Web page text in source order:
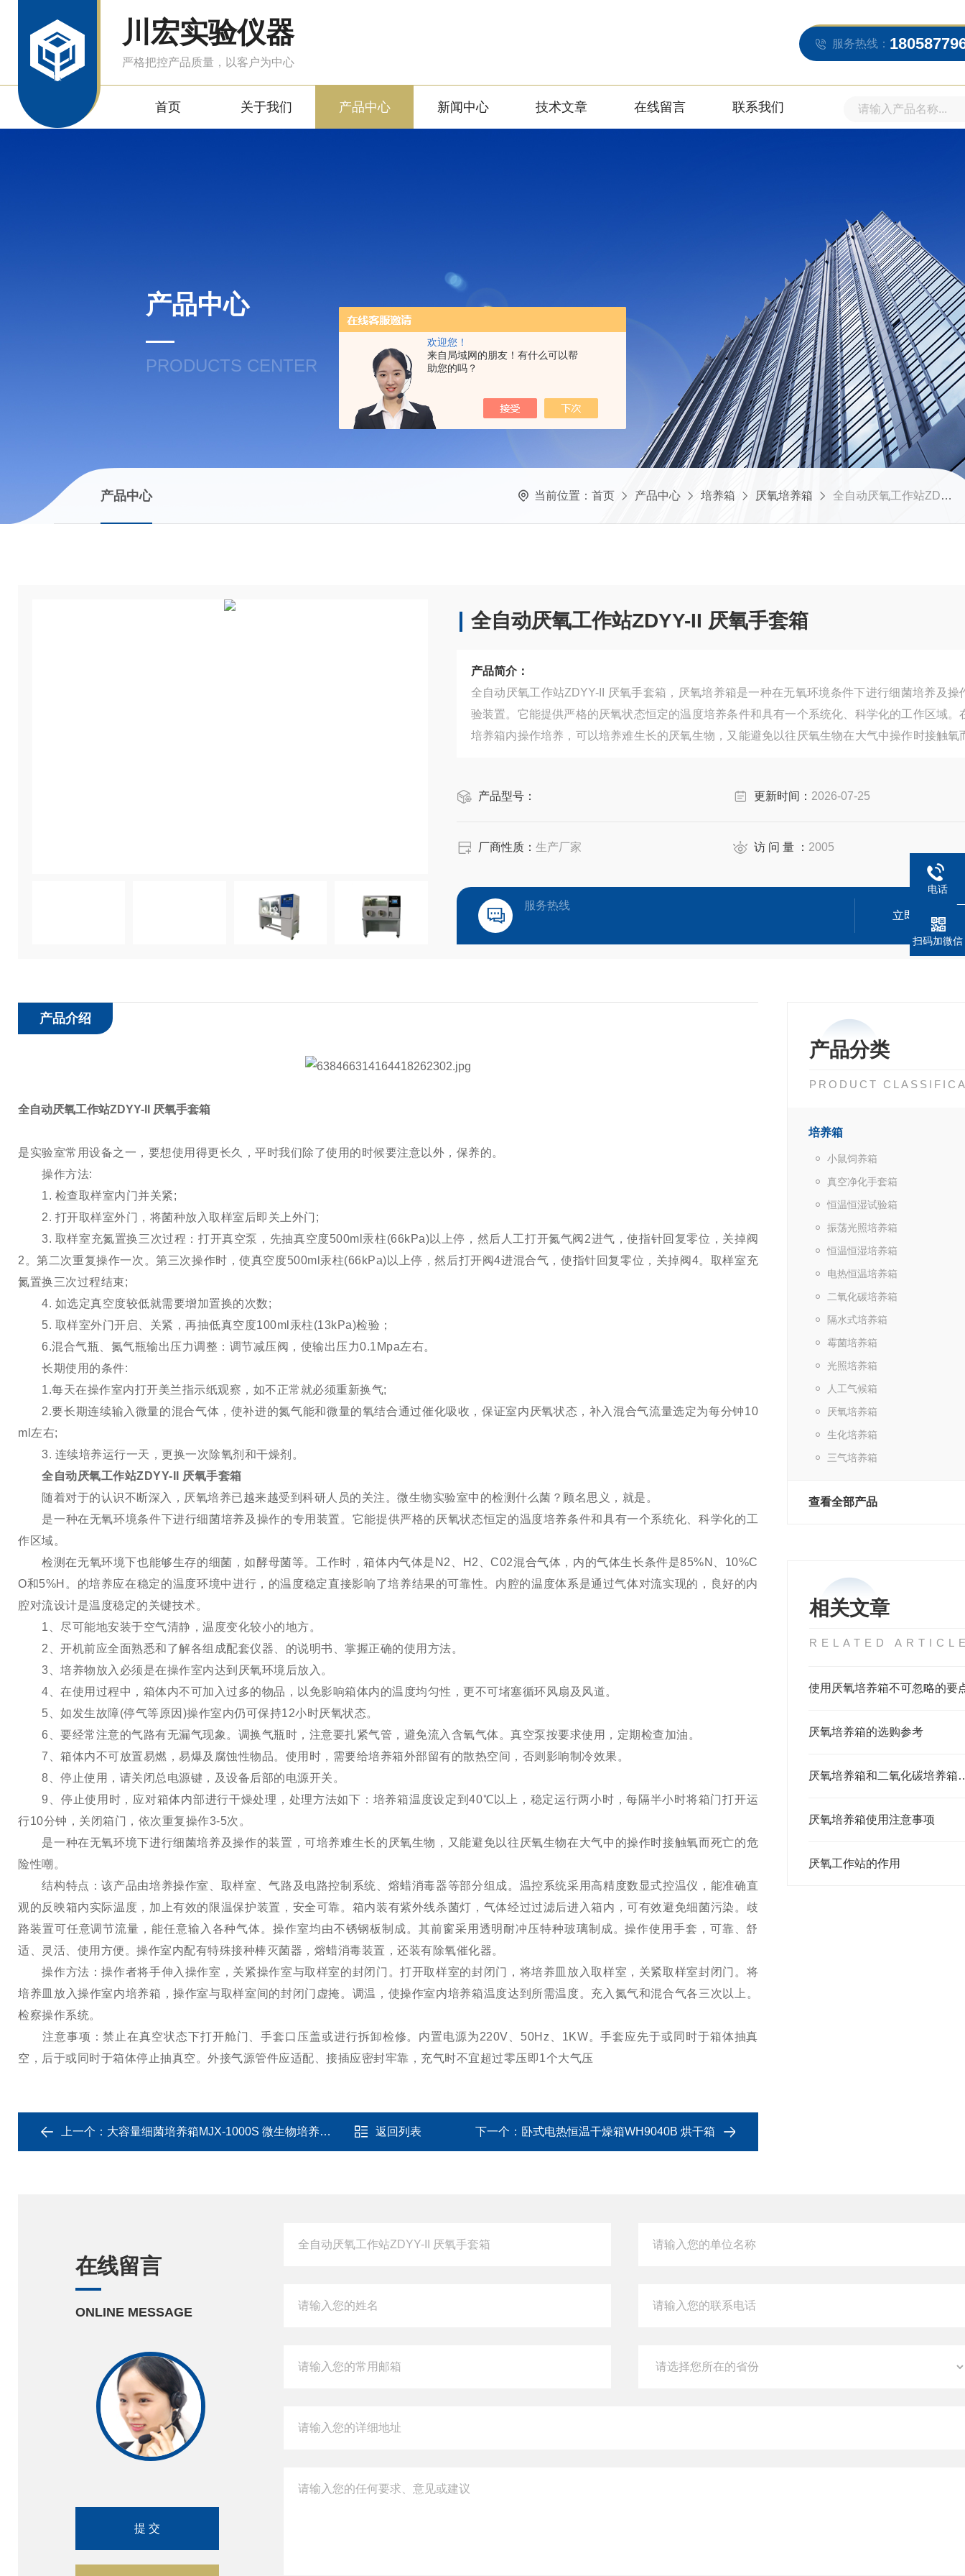
欢迎您！
来自局域网的朋友！有什么可以帮
助您的吗？
川宏实验仪器
严格把控产品质量，以客户为中心
服务热线：
首页 关于我们 产品中心 新闻中心 技术文章 在线留言 联系我们
产品中心
PRODUCTS CENTER
产品中心 当前位置： 首页 产品中心 培养箱 厌氧培养箱 全自动厌氧工作站ZDYY-II 厌氧手套箱
全自动厌氧工作站ZDYY-II 厌氧手套箱
产品简介：
全自动厌氧工作站ZDYY-II 厌氧手套箱，厌氧培养箱是一种在无氧环境条件下进行细菌培养及操
验装置。它能提供严格的厌氧状态恒定的温度培养条件和具有一个系统化、科学化的工作区域。
培养箱内操作培养，可以培养难生长的厌氧生物，又能避免以往厌氧生物在大气中操作时接触氧
产品型号： 更新时间： 2026-07-25
厂商性质： 生产厂家 访 问 量 ： 2005
服务热线
立即咨询
产品分类
PRODUCT
培养箱
小鼠饲养箱
真空净化手套箱
恒温恒湿试验箱
振荡光照培养箱
恒温恒湿培养箱
电热恒温培养箱
二氧化碳培养箱
隔水式培养箱
霉菌培养箱
光照培养箱
人工气候箱
厌氧培养箱
生化培养箱
三气培养箱
查看全部产品
相关文章
RELATED
使用厌氧培养箱不可忽略的要
厌氧培养箱的选购参考
厌氧培养箱和
厌氧培养箱使用注意事项
厌氧工作站的作用
产品介绍
全自动厌氧工作站ZDYY-II 厌氧手套箱
是实验室常用设备之一，要想使用得更长久，平时我们除了使用的时候要注意以外，保养的。
操作方法:
1. 检查取样室内门并关紧;
2. 打开取样室外门，将菌种放入取样室后即关上外门;
3. 取样室充氮置换三次过程：打开真空泵，先抽真空度500ml汞柱(66kPa)以上停，然后人工打开氮气阀2进气，使指针回复零位，关掉阀
2。第二次重复操作一次。第三次操作时，使真空度500ml汞柱(66kPa)以上停，然后打开阀4进混合气，使指针回复零位，关掉阀4。取样室充
氮置换三次过程结束;
4. 如选定真空度较低就需要增加置换的次数;
5. 取样室外门开启、关紧，再抽低真空度100ml汞柱(13kPa)检验；
6.混合气瓶、氮气瓶输出压力调整：调节减压阀，使输出压力0.1Mpa左右。
长期使用的条件:
1.每天在操作室内打开美兰指示纸观察，如不正常就必须重新换气;
2.要长期连续输入微量的混合气体，使补进的氮气能和微量的氧结合通过催化吸收，保证室内厌氧状态，补入混合气流量选定为每分钟10
ml左右;
3. 连续培养运行一天，更换一次除氧剂和干燥剂。
全自动厌氧工作站ZDYY-II 厌氧手套箱
随着对于的认识不断深入，厌氧培养已越来越受到科研人员的关注。微生物实验室中的检测什么菌？顾名思义，就是。
是一种在无氧环境条件下进行细菌培养及操作的专用装置。它能提供严格的厌氧状态恒定的温度培养条件和具有一个系统化、科学化的工
作区域。
检测在无氧环境下也能够生存的细菌，如酵母菌等。工作时，箱体内气体是N2、H2、C02混合气体，内的气体生长条件是85%N、10%C
O和5%H。的培养应在稳定的温度环境中进行，的温度稳定直接影响了培养结果的可靠性。内腔的温度体系是通过气体对流实现的，良好的内
腔对流设计是温度稳定的关键技术。
1、尽可能地安装于空气清静，温度变化较小的地方。
2、开机前应全面熟悉和了解各组成配套仪器、的说明书、掌握正确的使用方法。
3、培养物放入必须是在操作室内达到厌氧环境后放入。
4、在使用过程中，箱体内不可加入过多的物品，以免影响箱体内的温度均匀性，更不可堵塞循环风扇及风道。
5、如发生故障(停气等原因)操作室内仍可保持12小时厌氧状态。
6、要经常注意的气路有无漏气现象。调换气瓶时，注意要扎紧气管，避免流入含氧气体。真空泵按要求使用，定期检查加油。
7、箱体内不可放置易燃，易爆及腐蚀性物品。使用时，需要给培养箱外部留有的散热空间，否则影响制冷效果。
8、停止使用，请关闭总电源键，及设备后部的电源开关。
9、停止使用时，应对箱体内部进行干燥处理，处理方法如下：培养箱温度设定到40℃以上，稳定运行两小时，每隔半小时将箱门打开运
行10分钟，关闭箱门，依次重复操作3-5次。
是一种在无氧环境下进行细菌培养及操作的装置，可培养难生长的厌氧生物，又能避免以往厌氧生物在大气中的操作时接触氧而死亡的危
险性嘲。
结构特点：该产品由培养操作室、取样室、气路及电路控制系统、熔蜡消毒器等部分组成。温控系统采用高精度数显式控温仪，能准确直
观的反映箱内实际温度，加上有效的限温保护装置，安全可靠。箱内装有紫外线杀菌灯，气体经过过滤后进入箱内，可有效避免细菌污染。歧
路装置可任意调节流量，能任意输入各种气体。操作室均由不锈钢板制成。其前窗采用透明耐冲压特种玻璃制成。操作使用手套，可靠、舒
适、灵活、使用方便。操作室内配有特殊接种棒灭菌器，熔蜡消毒装置，还装有除氧催化器。
操作方法：操作者将手伸入操作室，关紧操作室与取样室的封闭门。打开取样室的封闭门，将培养皿放入取样室，关紧取样室封闭门。将
培养皿放入操作室内培养箱，操作室与取样室间的封闭门虚掩。调温，使操作室内培养箱温度达到所需温度。充入氮气和混合气各三次以上。
检察操作系统。
注意事项：禁止在真空状态下打开舱门、手套口压盖或进行拆卸检修。内置电源为220V、50Hz、1KW。手套应先于或同时于箱体抽真
空，后于或同时于箱体停止抽真空。外接气源管件应适配、接插应密封牢靠，充气时不宜超过零压即1个大气压
上一个： 大容量细菌培养箱MJX-1000S 微生物培养装置 返回列表 下一个： 卧式电热恒温干燥箱WH9040B 烘干箱
在线留言
ONLINE MESSAGE
电话
扫码加微信